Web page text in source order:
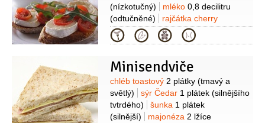
(nízkotučný)
mléko 0,8 decilitru
(odtučněné)
rajčátka cherry
8 kusů
rukola1 hrst
žloutek
1 kus
sůl
Kategorie
Minisendviče
Suroviny
chléb toastový 2 plátky (tmavý a
světlý)
sýr Čedar 1 plátek (silnějšího
tvtrdého)
šunka 1 plátek
(silnější)
majonéza 2 lžíce